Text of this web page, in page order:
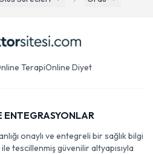
TerapiOnline Diyet
ENTEGRASYONLAR
onaylı ve entegreli bir sağlık bilgi
tescillenmiş güvenilir altyapısıyla